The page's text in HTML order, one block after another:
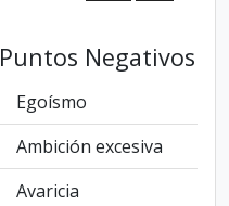
Puntos Negativos
Egoísmo
Ambición excesiva
Avaricia